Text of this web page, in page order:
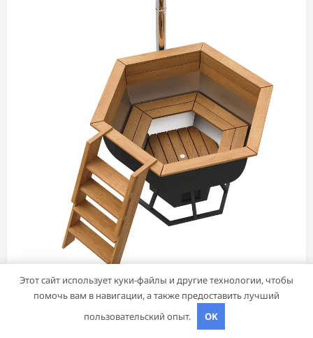
Дача, участок
Чаны для бани: преимущества, виды и
особенности использования
Этот сайт использует куки-файлы и другие технологии, чтобы
помочь вам в навигации, а также предоставить лучший
пользовательский опыт.
OK